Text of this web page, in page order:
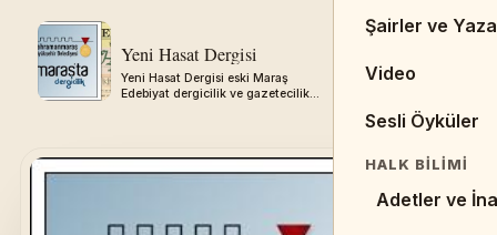
Kitaplar
Şairler ve
Video
Sesli Öyküler
HALK BILIMI
Adetler ve
Yeni Hasat Dergisi
Yeni Hasat Dergisi eski Maraş
Edebiyat dergicilik ve gazetecilik
gazetecilik
aktarılmıştır.